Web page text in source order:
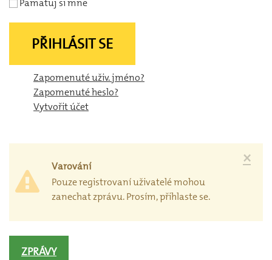
Pamatuj si mne
PŘIHLÁSIT SE
Zapomenuté uživ. jméno?
Zapomenuté heslo?
Vytvořit účet
×
Varování
Pouze registrovaní uživatelé mohou
zanechat zprávu. Prosím, přihlaste se.
ZPRÁVY